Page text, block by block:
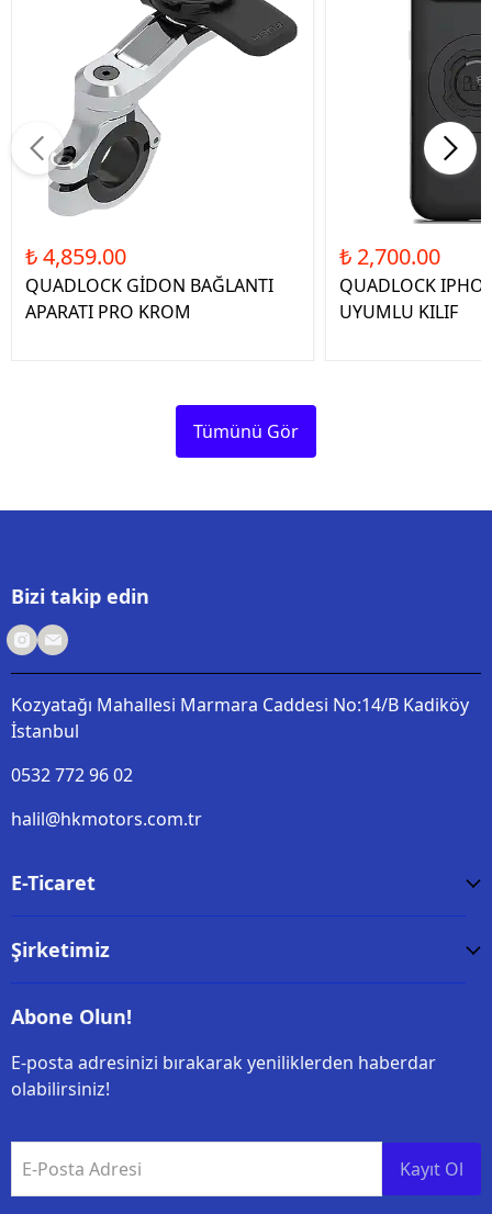
₺ 4,859.00
QUADLOCK GİDON BAĞLANTI
APARATI PRO KROM
₺ 2,700.00
QUADLOCK
UYUMLU KILIF
Tümünü Gör
Bizi takip edin
Kozyatağı Mahallesi Marmara Caddesi No:14/B Kadiköy
İstanbul
0532 772 96 02
halil@hkmotors.com.tr
E-Ticaret
Şirketimiz
Abone Olun!
E-posta adresinizi bırakarak yeniliklerden haberdar
olabilirsiniz!
E-Posta Adresi Kayıt Ol